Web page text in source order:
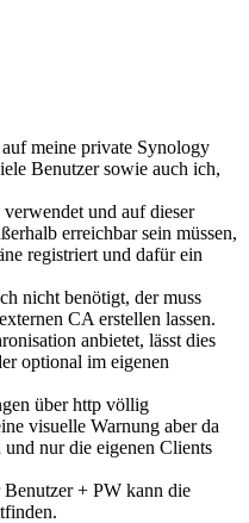
meine private Synology
Benutzer sowie auch ich,
und auf dieser
erreichbar sein müssen,
registriert und dafür ein
nicht benötigt, der muss
CA erstellen lassen.
anbietet, lässt dies
optional im eigenen
über http völlig
visuelle Warnung aber da
nur die eigenen Clients
+ PW kann die